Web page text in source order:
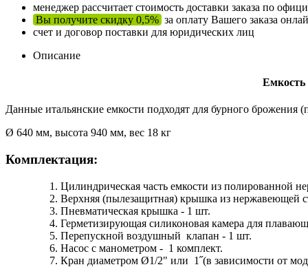
менеджер рассчитает стоимость доставки заказа по
Вы получите скидку 0,5% за оплату Вашего заказа
счет и договор поставки для юридических лиц
Описание
Данные итальянские емкости подходят для бурного брожения
Ø 640 мм, высота 940 мм, вес 18 кг
Комплектация:
Цилиндрическая часть емкости из полированной
Верхняя (пылезащитная) крышка из нержавеющей
Пневматическая крышка - 1 шт.
Герметизирующая силиконовая камера для
Перепускной воздушный клапан - 1 шт.
Насос с манометром - 1 комплект.
Кран диаметром Ø1/2" или 1˝(в зависимости от